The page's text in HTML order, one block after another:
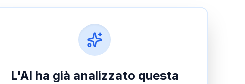
L'AI ha già analizzato questa